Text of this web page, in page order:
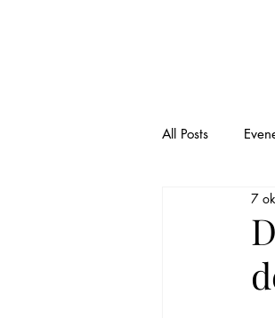
All Posts
Cultuur |
Thai
7